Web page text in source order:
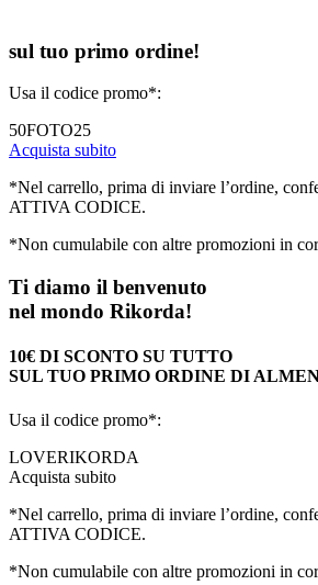
sul tuo primo ordine!
Usa il codice promo*:
50FOTO25
Acquista subito
*Nel carrello, prima di inviare l’ordine,
ATTIVA CODICE.
*Non cumulabile con altre promozioni in
Ti diamo il benvenuto
nel mondo Rikorda!
10€ DI SCONTO SU TUTTO
SUL TUO PRIMO ORDINE DI
Usa il codice promo*:
LOVERIKORDA
Acquista subito
*Nel carrello, prima di inviare l’ordine,
ATTIVA CODICE.
*Non cumulabile con altre promozioni in